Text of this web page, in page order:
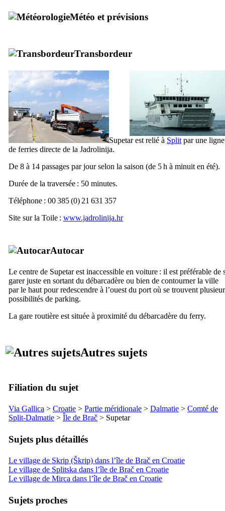
Météo et prévisions
Transbordeur
Supetarest relié à Split par une ligne
de ferries directe de la Jadrolinija.
De 8 à 14 passages par jour selon la saison (de 5 h à minuit en été).
Durée de la traversée : 50 minutes.
Téléphone : 00 385 (0) 21 631 357
Site sur la Toile : www.jadrolinija.hr
Autocar
Le centre de Supetarest inaccessible en voiture : il est préférable de
garer juste en sortant du débarcadère ou bien de contourner la ville
par le haut pour redescendre à l’ouest du port où se trouvent
possibilités de parking.
La gare routière est située à proximité du débarcadère du ferry.
Autres sujets
Filiation du sujet
Via Gallica > Croatie > Partie méridionale > Dalmatie > Comté de
Split-Dalmatie > Île de Brač > Supetar
Sujets plus détaillés
Le village de Skrip (Škrip) dans l’île de Brač en Croatie
Le village de Splitska dans l’île de Brač en Croatie
Le village de Mirca dans l’île de Brač en Croatie
Sujets proches